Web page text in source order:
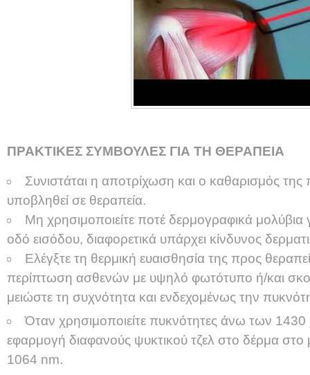
ΠΡΑΚΤΙΚΕΣ ΣΥΜΒΟΥΛΕΣ ΓΙΑ ΤΗ ΘΕΡΑΠΕΙΑ
Συνιστάται η αποτρίχωση και ο καθαρισμός της
υποβληθεί σε θεραπεία.
Μη χρησιμοποιείτε ποτέ δερμογραφικά μολύβια
οδό εισόδου, διαφορετικά υπάρχει κίνδυνος
Ελέγξτε τη θερμική ευαισθησία της προς
περίπτωση ασθενών με υψηλό φωτότυπο ή/και
μειώστε τη συχνότητα και ενδεχομένως την
Όταν χρησιμοποιείτε πυκνότητες άνω των
εφαρμογή διαφανούς ψυκτικού τζελ στο δέρμα
1064 nm.